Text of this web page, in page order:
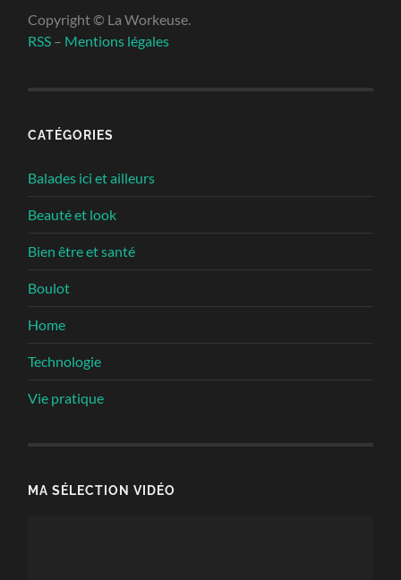
Copyright © La Workeuse.
RSS – Mentions légales
CATÉGORIES
Balades ici et ailleurs
Beauté et look
Bien être et santé
Boulot
Home
Technologie
Vie pratique
MA SÉLECTION VIDÉO